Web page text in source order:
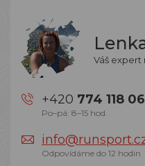
Váš expert
+420 774 118
Po–pá: 8–15 hod.
Odpovídáme do 12 hodin